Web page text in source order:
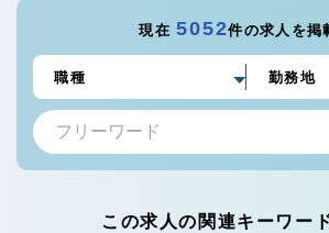
現在5052件の求人を掲
この求人の関連キーワー